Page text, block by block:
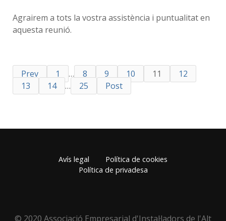
Agrairem a tots la vostra assistència i puntualitat en
aquesta reunió.
Prev 1 … 8 9 10 11
12
13
14 … 25 Post
Avís legal
Política de cookies
Política de privadesa
© 2020 Associació Empresarial d'Instal·ladors de l'Alt